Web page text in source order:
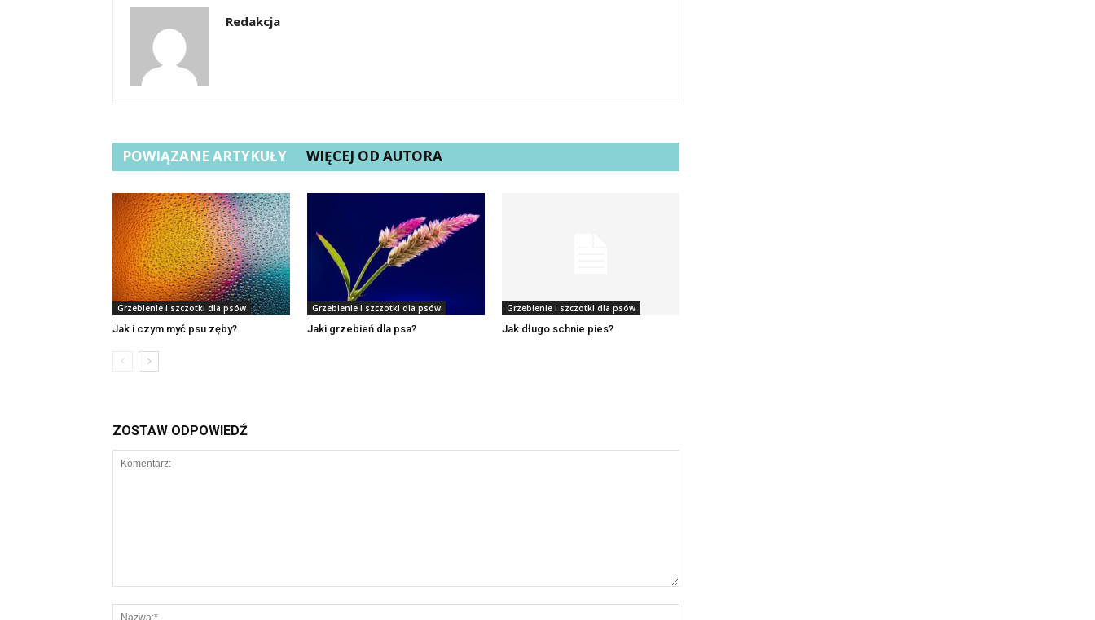
Redakcja
POWIĄZANE ARTYKUŁY WIĘCEJ OD AUTORA
Grzebienie i szczotki dla psów
Jak i czym myć psu zęby?
Grzebienie i szczotki dla psów
Jaki grzebień dla psa?
Grzebienie i szczotki dla psów
Jak długo schnie pies?
ZOSTAW ODPOWIEDŹ